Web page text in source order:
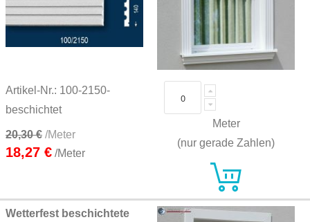
Artikel-Nr.: 100-2150-
beschichtet
20,30 € /Meter
18,27 € /Meter
Meter
(nur gerade Zahlen)
Wetterfest beschichtete